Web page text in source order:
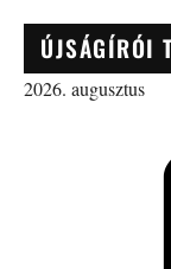
ÚJSÁGÍRÓI
2026. augusztus